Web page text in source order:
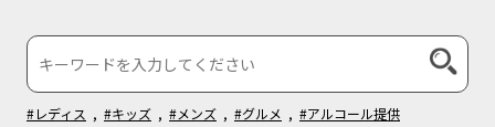
#レディス , #キッズ , #メンズ , #グルメ , #アルコール提供